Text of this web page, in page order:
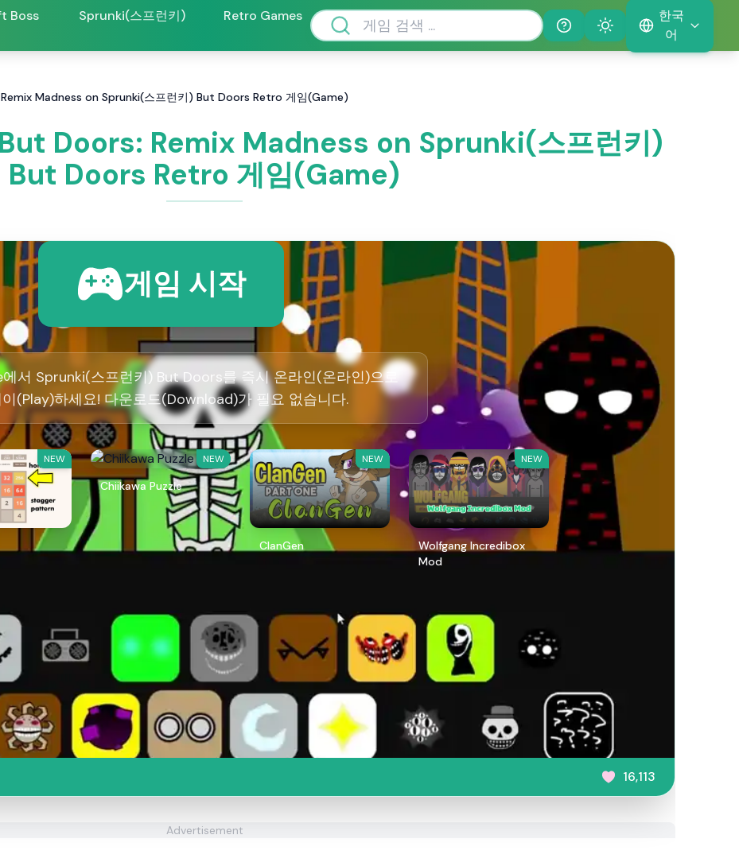
Boss Sprunki(스프런키)
Retro Games
Help
Theme
한국
어
Madness on Sprunki(스프런키) But Doors Retro 게임(Game)
Doors: Remix Madness on Sprunki(스프런키)
But Doors Retro 게임(Game)
게임 시작
서 Sprunki(스프런키) But Doors를 즉시 온라인(온라인)으로
(Play)하세요! 다운로드(Download)가 필요 없습니다.
NEW NEW
Chiikawa Puzzle
NEW
ClanGen
NEW
Wolfgang Incredibox
Mod
16,113
Advertisement